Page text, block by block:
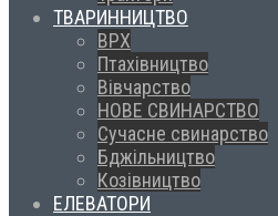
ТВАРИННИЦТВО
ВРХ
Птахівництво
Вівчарство
НОВЕ СВИНАРСТВО
Сучасне свинарство
Бджільництво
Козівництво
ЕЛЕВАТОРИ